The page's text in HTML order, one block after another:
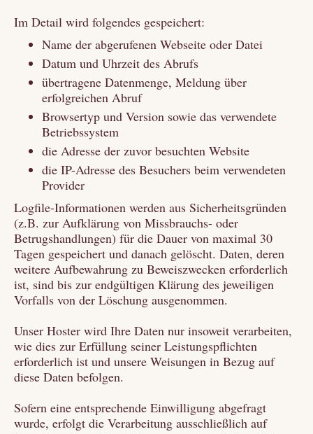
Im Detail wird folgendes gespeichert:
Name der abgerufenen Webseite oder Datei
Datum und Uhrzeit des Abrufs
übertragene Datenmenge, Meldung über
erfolgreichen Abruf
Browsertyp und Version sowie das verwendete
Betriebssystem
die Adresse der zuvor besuchten Website
die IP-Adresse des Besuchers beim verwendeten
Provider
Logfile-Informationen werden aus Sicherheitsgründen
(z.B. zur Aufklärung von Missbrauchs- oder
Betrugshandlungen) für die Dauer von maximal 30
Tagen gespeichert und danach gelöscht. Daten, deren
weitere Aufbewahrung zu Beweiszwecken erforderlich
ist, sind bis zur endgültigen Klärung des jeweiligen
Vorfalls von der Löschung ausgenommen.
Unser Hoster wird Ihre Daten nur insoweit verarbeiten,
wie dies zur Erfüllung seiner Leistungspflichten
erforderlich ist und unsere Weisungen in Bezug auf
diese Daten befolgen.
Sofern eine entsprechende Einwilligung abgefragt
wurde, erfolgt die Verarbeitung ausschließlich auf